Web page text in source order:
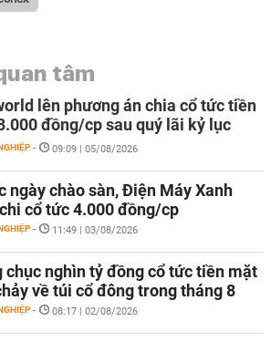
tâm
lên phương án chia cổ tức tiền
đồng/cp sau quý lãi kỷ lục
- 09:09 | 05/08/2026
ngày chào sàn, Điện Máy Xanh
cổ tức 4.000 đồng/cp
- 11:49 | 03/08/2026
chục nghìn tỷ đồng cổ tức tiền mặt
về túi cổ đông trong tháng 8
- 08:17 | 02/08/2026